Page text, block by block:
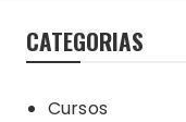
CATEGORIAS
Cursos